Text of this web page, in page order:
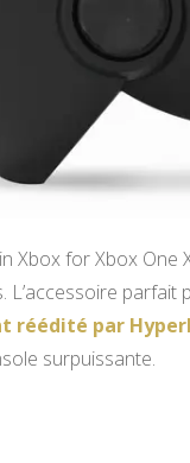
Xbox for Xbox
L’accessoire
réédité par
surpuissante.